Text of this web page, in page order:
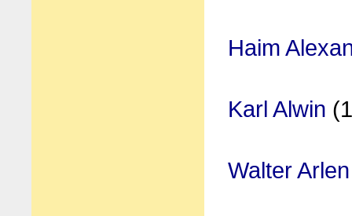
Haim
Karl Alwin
Walter Arlen